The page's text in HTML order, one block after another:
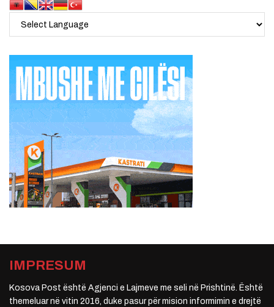
IMPRESUM
Kosova Post është Agjenci e Lajmeve me seli në Prishtinë. Është
themeluar në vitin 2016, duke pasur për mision informimin e drejtë